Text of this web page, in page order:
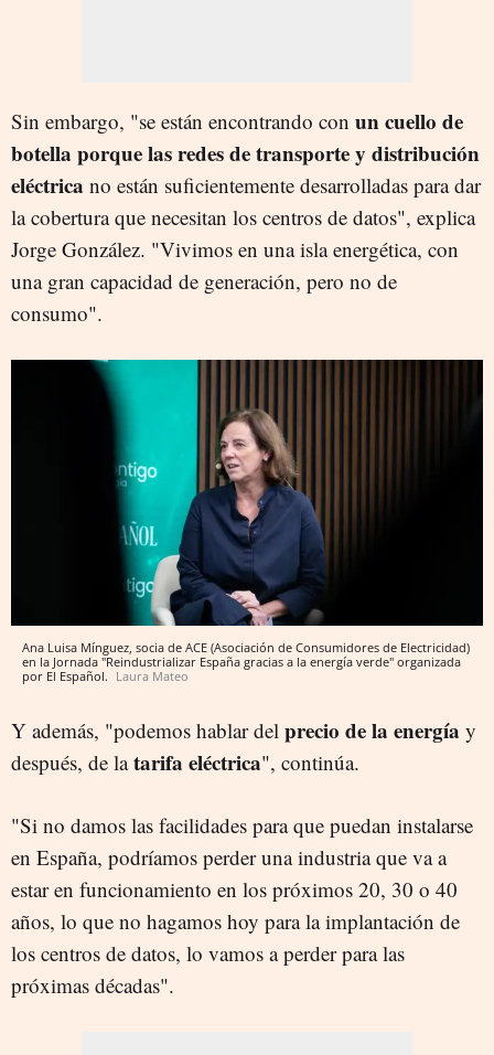
Sin embargo, "se están encontrando con un cuello de
botella porque las redes de transporte y distribución
eléctrica no están suficientemente desarrolladas para dar
la cobertura que necesitan los centros de datos", explica
Jorge González. "Vivimos en una isla energética, con
una gran capacidad de generación, pero no de
consumo".
Ana Luisa Mínguez, socia de ACE (Asociación de Consumidores de Electricidad)
en la Jornada "Reindustrializar España gracias a la energía verde" organizada
por El Español. Laura Mateo
Y además, "podemos hablar del precio de la energía y
después, de latarifa eléctrica", continúa.
"Si no damos las facilidades para que puedan instalarse
en España, podríamos perder una industria que va a
estar en funcionamiento en los próximos 20, 30 o 40
años, lo que no hagamos hoy para la implantación de
los centros de datos, lo vamos a perder para las
próximas décadas".